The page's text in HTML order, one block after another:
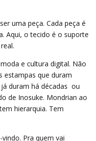
uma peça. Cada peça é
Aqui, o tecido é o suporte
e cultura digital. Não
estampas que duram
duram há décadas  ou
de Inosuke. Mondrian ao
hierarquia. Tem
Pra quem vai